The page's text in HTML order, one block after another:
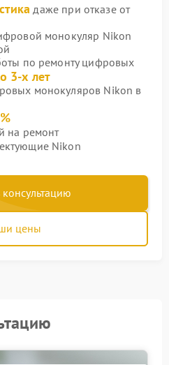
даже при отказе от
монокуляр Nikon
по ремонту цифровых
3-х лет
монокуляров Nikon в
на ремонт
Nikon
цены